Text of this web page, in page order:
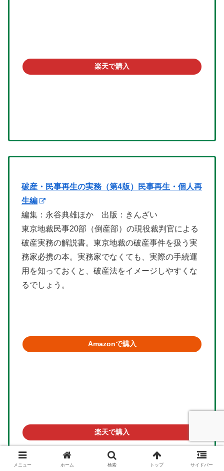
楽天で購入
破産・民事再生の実務（第4版）民事再生・個人再
生編
編集：永谷典雄ほか 出版：きんざい
東京地裁民事20部（倒産部）の現役裁判官による
破産実務の解説書。東京地裁の破産事件を扱う実
務家必携の本。実務家でなくても、実際の手続運
用を知っておくと、破産法をイメージしやすくな
るでしょう。
Amazonで購入
楽天で購入
メニュー ホーム 検索 トップ サイドバー